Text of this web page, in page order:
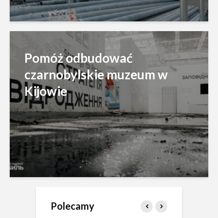
Pomóż odbudować
czarnobylskie muzeum w
Kijowie
Polecamy